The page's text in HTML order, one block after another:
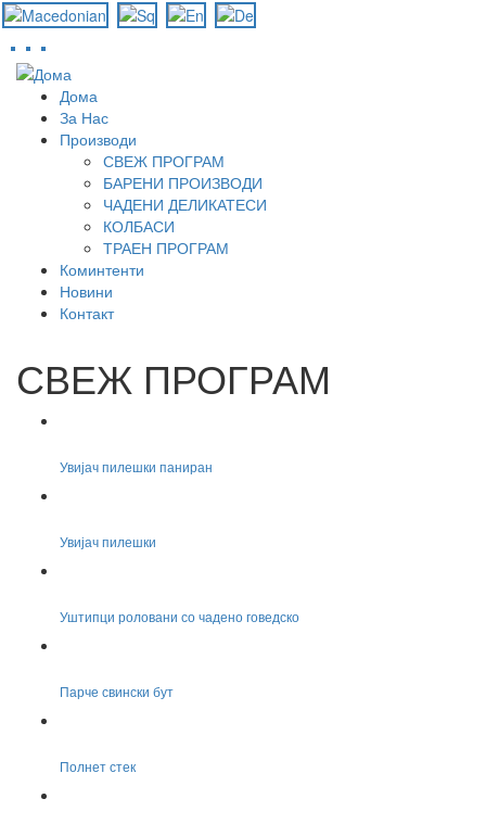
Skip
content
Дома
За Нас
Производи
СВЕЖ ПРОГРАМ
БАРЕНИ ПРОИЗВОДИ
ЧАДЕНИ ДЕЛИКАТЕСИ
КОЛБАСИ
ТРАЕН ПРОГРАМ
Коминтенти
Новини
Контакт
СВЕЖ ПРОГРАМ
Увијач пилешки паниран
Увијач пилешки
Уштипци роловани со чадено говедско
Парче свински бут
Полнет стек